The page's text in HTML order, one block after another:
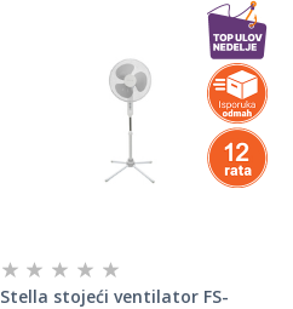
Stella stojeći ventilator FS-